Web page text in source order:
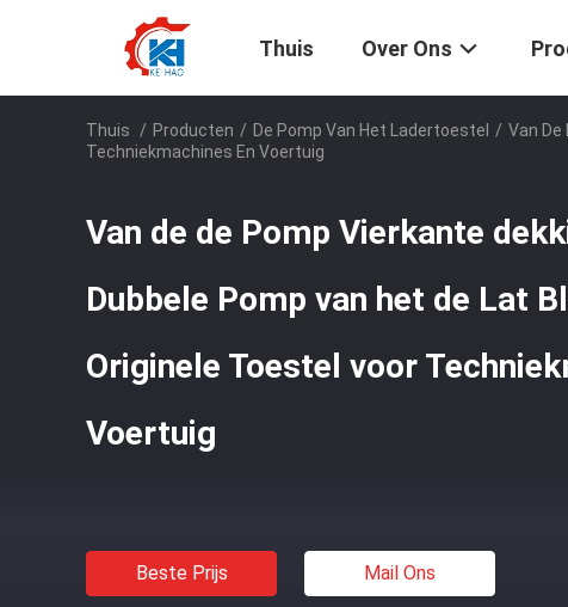
Thuis Over Ons
Thuis / Producten / De Pomp Van Het Ladertoestel / Van De
Techniekmachines En Voertuig
Van de de Pomp Vierkante
Dubbele Pomp van het de Lat
Originele Toestel voor
Voertuig
Beste Prijs Mail Ons